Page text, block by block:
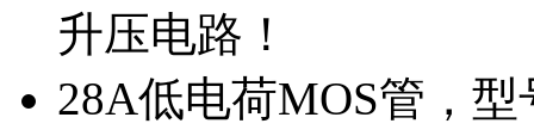
升压电路！
28A低电荷MOS管，